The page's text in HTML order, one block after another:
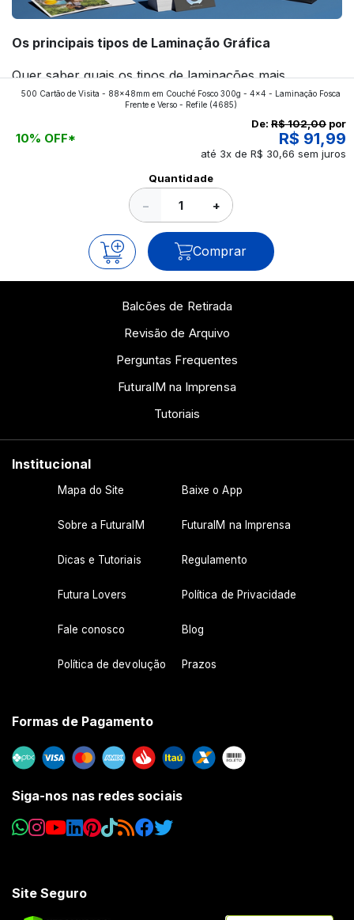
Os principais tipos de Laminação Gráfica
Quer saber quais os tipos de laminações mais
aplicados nos impressos da gráfica FuturaIM? Então,
continue a leitura que vamos revelar para você!
500 Cartão de Visita - 88x48mm em Couché Fosco 300g - 4x4 - Laminação Fosca
Frente e Verso - Refile (4685)
10% OFF*
De: R$ 102,00 por
R$ 91,99
até 3x de R$ 30,66 sem juros
Quantidade
− +
Comprar
Balcões de Retirada
Revisão de Arquivo
Perguntas Frequentes
FuturaIM na Imprensa
Tutoriais
Institucional
Mapa do Site Baixe o App
Sobre a FuturaIM FuturaIM na Imprensa
Dicas e Tutoriais Regulamento
Futura Lovers Política de Privacidade
Fale conosco Blog
Política de devolução Prazos
Formas de Pagamento
Siga-nos nas redes sociais
Site Seguro